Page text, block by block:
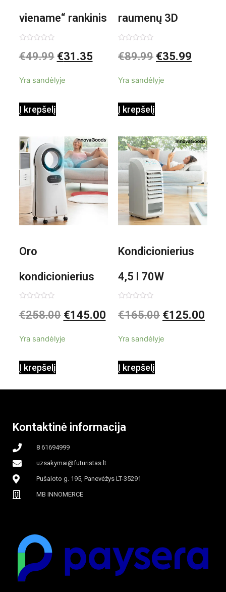
viename“ rankinis
garintuvas su
0,35 L 3 Bar
1000W
0
iš
€49.99 €31.35
Yra sandėlyje
Į krepšelį
raumenų 3D
elektrinis
Shiatsu
0
iš
€89.99 €35.99
Yra sandėlyje
Į krepšelį
Oro
kondicionierius
Evareer
garinamasis,
apšvietimas
0
iš
€258.00 €145.00
Yra sandėlyje
Į krepšelį
Kondicionierius
4,5 l 70W
nešiojamas,
0
iš
€165.00 €125.00
Yra sandėlyje
Į krepšelį
Kontaktinė informacija
8 61694999
uzsakymai@futuristas.lt
Pušaloto g. 195, Panevėžys LT-35291
MB INNOMERCE